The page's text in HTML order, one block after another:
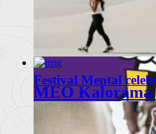
Festival Mental
(30.08.2024)
Texto por Miguel Barba e
MEO Kalorama
(31.08.2024)